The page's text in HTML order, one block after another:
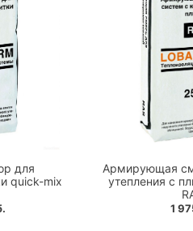
для
quick-mix
Армирующая
утепления с
1